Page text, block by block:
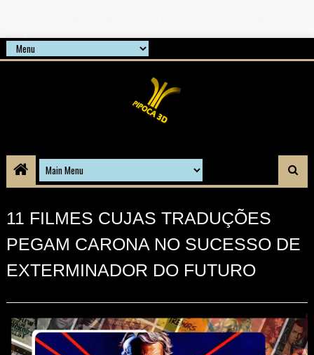
11 FILMES CUJAS TRADUÇÕES
PEGAM CARONA NO SUCESSO DE
EXTERMINADOR DO FUTURO